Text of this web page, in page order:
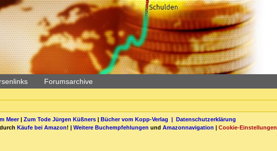
Forumsarchive
Meer| Zum Tode Jürgen Küßners| Bücher vom Kopp-Verlag | Datenschutzerklärung
durch Käufe bei Amazon! | Weitere Buchempfehlungen und Amazonnavigation | Cookie-Einstellungen